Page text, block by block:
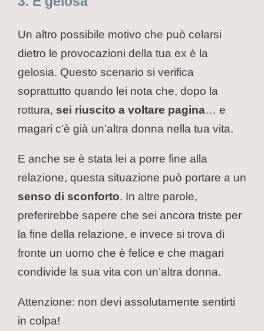
Un altro possibile motivo che può celarsi
dietro le provocazioni della tua ex è la
gelosia. Questo scenario si verifica
soprattutto quando lei nota che, dopo la
rottura, sei riuscito a voltare pagina… e
magari c’è già un’altra donna nella tua vita.
E anche se è stata lei a porre fine alla
relazione, questa situazione può portare a un
senso di sconforto. In altre parole,
preferirebbe sapere che sei ancora triste per
la fine della relazione, e invece si trova di
fronte un uomo che è felice e che magari
condivide la sua vita con un’altra donna.
Attenzione: non devi assolutamente sentirti
in colpa!